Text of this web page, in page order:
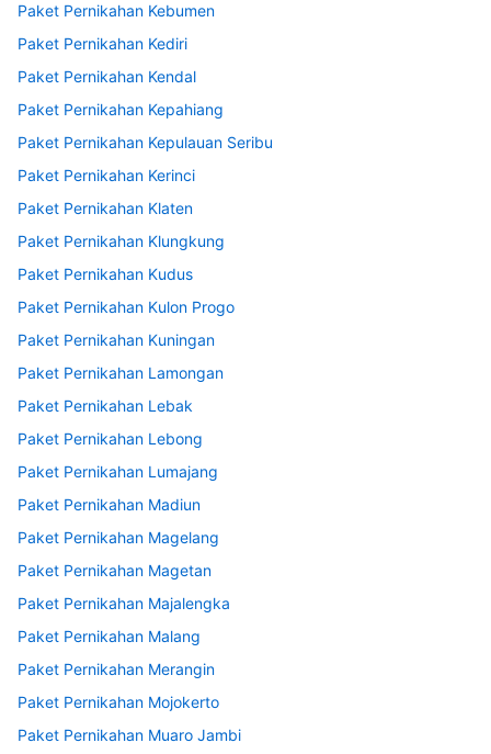
Paket Pernikahan Kebumen
Paket Pernikahan Kediri
Paket Pernikahan Kendal
Paket Pernikahan Kepahiang
Paket Pernikahan Kepulauan Seribu
Paket Pernikahan Kerinci
Paket Pernikahan Klaten
Paket Pernikahan Klungkung
Paket Pernikahan Kudus
Paket Pernikahan Kulon Progo
Paket Pernikahan Kuningan
Paket Pernikahan Lamongan
Paket Pernikahan Lebak
Paket Pernikahan Lebong
Paket Pernikahan Lumajang
Paket Pernikahan Madiun
Paket Pernikahan Magelang
Paket Pernikahan Magetan
Paket Pernikahan Majalengka
Paket Pernikahan Malang
Paket Pernikahan Merangin
Paket Pernikahan Mojokerto
Paket Pernikahan Muaro Jambi